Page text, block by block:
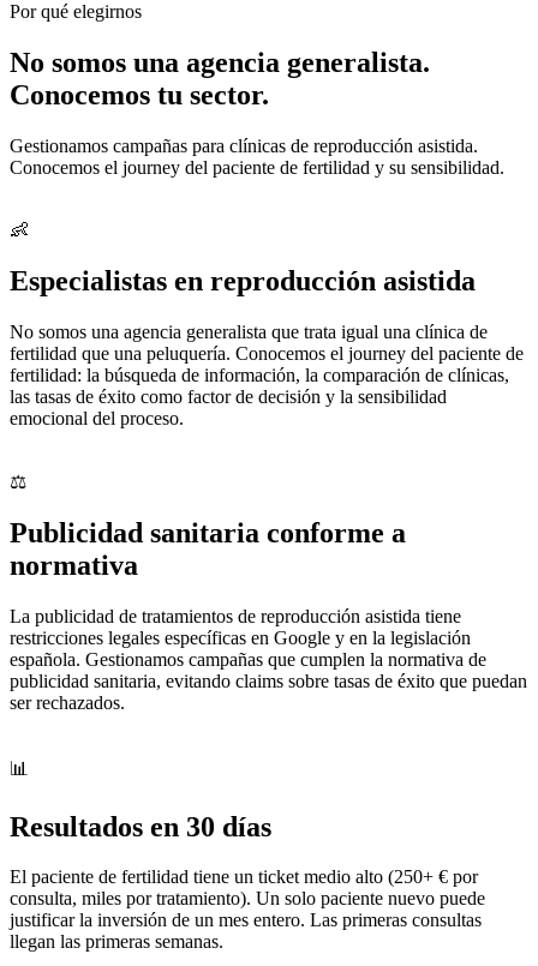
Por qué elegirnos
No somos una agencia generalista.
Conocemos tu sector.
Gestionamos campañas para clínicas de reproducción asistida.
Conocemos el journey del paciente de fertilidad y su sensibilidad.
👶
Especialistas en reproducción asistida
No somos una agencia generalista que trata igual una clínica de
fertilidad que una peluquería. Conocemos el journey del paciente de
fertilidad: la búsqueda de información, la comparación de clínicas,
las tasas de éxito como factor de decisión y la sensibilidad
emocional del proceso.
⚖️
Publicidad sanitaria conforme a
normativa
La publicidad de tratamientos de reproducción asistida tiene
restricciones legales específicas en Google y en la legislación
española. Gestionamos campañas que cumplen la normativa de
publicidad sanitaria, evitando claims sobre tasas de éxito que puedan
ser rechazados.
📊
Resultados en 30 días
El paciente de fertilidad tiene un ticket medio alto (250+ € por
consulta, miles por tratamiento). Un solo paciente nuevo puede
justificar la inversión de un mes entero. Las primeras consultas
llegan las primeras semanas.